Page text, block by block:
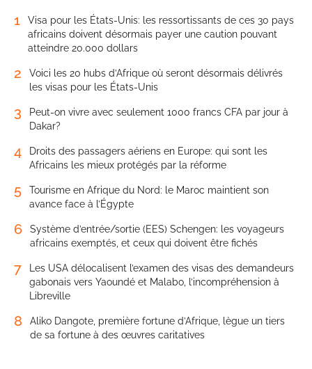
1
Visa pour les États-Unis: les ressortissants de ces 30 pays
africains doivent désormais payer une caution pouvant
atteindre 20.000 dollars
2
Voici les 20 hubs d’Afrique où seront désormais délivrés
les visas pour les États-Unis
3
Peut-on vivre avec seulement 1000 francs CFA par jour à
Dakar?
4
Droits des passagers aériens en Europe: qui sont les
Africains les mieux protégés par la réforme
5
Tourisme en Afrique du Nord: le Maroc maintient son
avance face à l’Égypte
6
Système d’entrée/sortie (EES) Schengen: les voyageurs
africains exemptés, et ceux qui doivent être fichés
7
Les USA délocalisent l’examen des visas des demandeurs
gabonais vers Yaoundé et Malabo, l’incompréhension à
Libreville
8
Aliko Dangote, première fortune d’Afrique, lègue un tiers
de sa fortune à des œuvres caritatives